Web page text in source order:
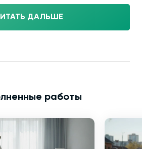
ДАЛЬШЕ
работы